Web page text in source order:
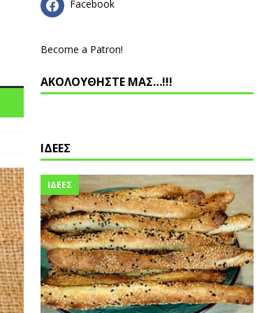
Facebook
Become a Patron!
ΑΚΟΛΟΥΘΗΣΤΕ ΜΑΣ…!!!
ΙΔΕΕΣ
ΙΔΕΕΣ